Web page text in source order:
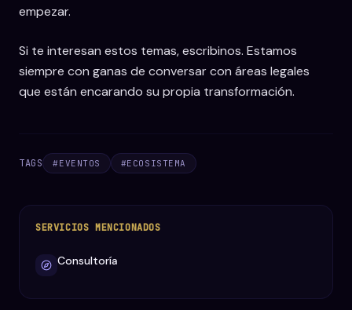
empezar.
Si te interesan estos temas, escribinos. Estamos
siempre con ganas de conversar con áreas legales
que están encarando su propia transformación.
TAGS #EVENTOS #ECOSISTEMA
SERVICIOS MENCIONADOS
Consultoría